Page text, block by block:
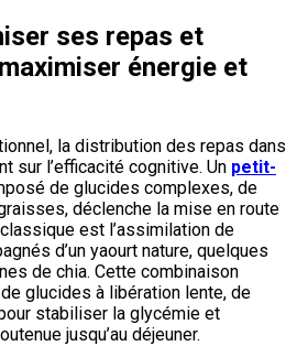
ses repas et
énergie et
la distribution des repas dans
sur l’efficacité cognitive. Un petit-
de glucides complexes, de
déclenche la mise en route
est l’assimilation de
d’un yaourt nature, quelques
de chia. Cette combinaison
glucides à libération lente, de
stabiliser la glycémie et
jusqu’au déjeuner.